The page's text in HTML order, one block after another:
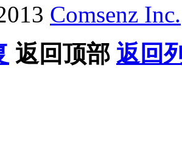
Comsenz Inc.
返回顶部 返回